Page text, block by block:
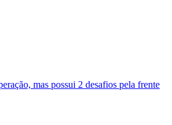
mas possui 2 desafios pela frente